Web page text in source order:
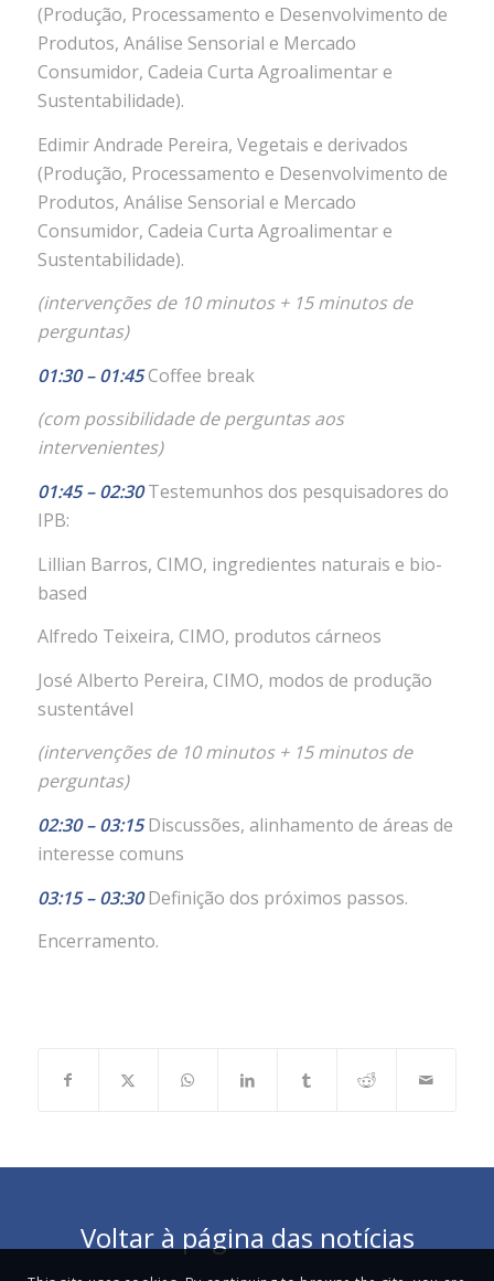
(Produção, Processamento e Desenvolvimento de
Produtos, Análise Sensorial e Mercado
Consumidor, Cadeia Curta Agroalimentar e
Sustentabilidade).
Edimir Andrade Pereira, Vegetais e derivados
(Produção, Processamento e Desenvolvimento de
Produtos, Análise Sensorial e Mercado
Consumidor, Cadeia Curta Agroalimentar e
Sustentabilidade).
(intervenções de 10 minutos + 15 minutos de
perguntas)
01:30 – 01:45Coffee break
(com possibilidade de perguntas aos
intervenientes)
01:45 – 02:30Testemunhos dos pesquisadores do
IPB:
Lillian Barros, CIMO, ingredientes naturais e bio-
based
Alfredo Teixeira, CIMO, produtos cárneos
José Alberto Pereira, CIMO, modos de produção
sustentável
(intervenções de 10 minutos + 15 minutos de
perguntas)
02:30 – 03:15Discussões, alinhamento de áreas de
interesse comuns
03:15 – 03:30Definição dos próximos passos.
Encerramento.
Voltar à página das notícias